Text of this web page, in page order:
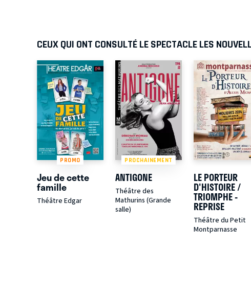
CEUX QUI ONT CONSULTÉ LE SPECTACLE LES
PROMO
Jeu de cette
famille
Théâtre Edgar
PROCHAINEMENT
ANTIGONE
Théâtre des
Mathurins (Grande
salle)
LE PORTEUR
D'HISTOIRE /
TRIOMPHE -
REPRISE
Théâtre du Petit
Montparnasse